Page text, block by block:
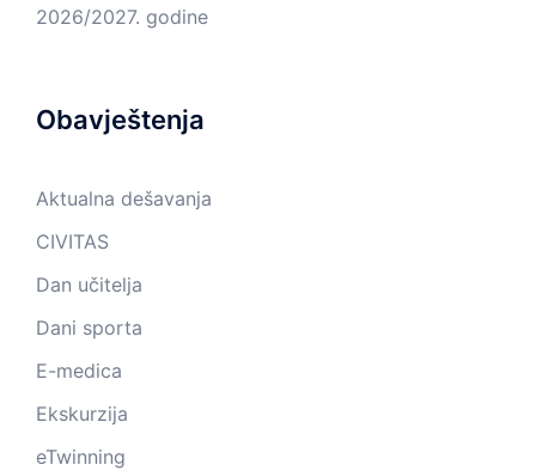
2026/2027. godine
Obavještenja
Aktualna dešavanja
CIVITAS
Dan učitelja
Dani sporta
E-medica
Ekskurzija
eTwinning